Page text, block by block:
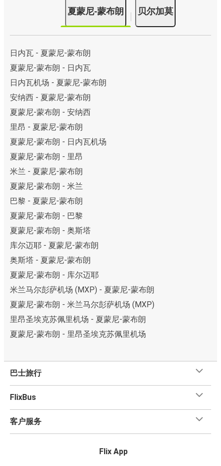
夏蒙尼-蒙布朗 贝尔加莫
日内瓦 - 夏蒙尼-蒙布朗
夏蒙尼-蒙布朗 - 日内瓦
日内瓦机场 - 夏蒙尼-蒙布朗
安纳西 - 夏蒙尼-蒙布朗
夏蒙尼-蒙布朗 - 安纳西
里昂 - 夏蒙尼-蒙布朗
夏蒙尼-蒙布朗 - 日内瓦机场
夏蒙尼-蒙布朗 - 里昂
米兰 - 夏蒙尼-蒙布朗
夏蒙尼-蒙布朗 - 米兰
巴黎 - 夏蒙尼-蒙布朗
夏蒙尼-蒙布朗 - 巴黎
夏蒙尼-蒙布朗 - 奥斯塔
库尔迈耶 - 夏蒙尼-蒙布朗
奥斯塔 - 夏蒙尼-蒙布朗
夏蒙尼-蒙布朗 - 库尔迈耶
米兰马尔彭萨机场 (MXP) - 夏蒙尼-蒙布朗
夏蒙尼-蒙布朗 - 米兰马尔彭萨机场 (MXP)
里昂圣埃克苏佩里机场 - 夏蒙尼-蒙布朗
夏蒙尼-蒙布朗 - 里昂圣埃克苏佩里机场
巴士旅行
FlixBus
客户服务
Flix App